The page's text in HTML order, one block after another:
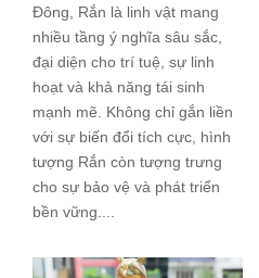
Đông, Rắn là linh vật mang
nhiều tầng ý nghĩa sâu sắc,
đại diện cho trí tuệ, sự linh
hoạt và khả năng tái sinh
mạnh mẽ. Không chỉ gắn liền
với sự biến đổi tích cực, hình
tượng Rắn còn tượng trưng
cho sự bảo vệ và phát triển
bền vững....